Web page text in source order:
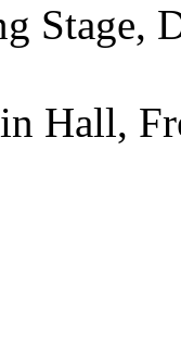
Stage,
Hall,